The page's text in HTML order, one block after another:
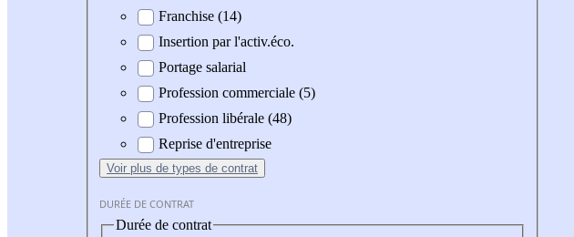
Franchise (14)
Insertion par l'activ.éco.
Portage salarial
Profession commerciale (5)
Profession libérale (48)
Reprise d'entreprise
Voir plus de types de contrat
DURÉE DE CONTRAT
Durée de contrat